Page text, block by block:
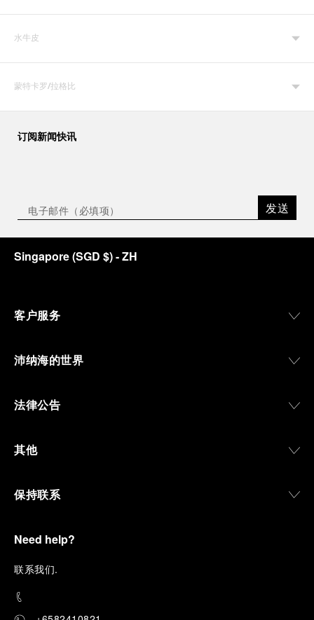
水牛皮
蒙特卡罗/拉格比
订阅新闻快讯
发送
Singapore(SGD $)- ZH
客户服务
沛纳海的世界
法律公告
其他
保持联系
Need help?
联系我们.